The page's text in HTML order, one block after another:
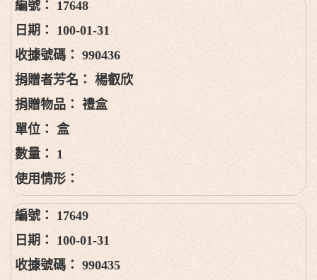
17648
100-01-31
990436
楊叡欣
禮盒
盒
1
17649
100-01-31
990435